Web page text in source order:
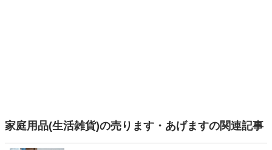
家庭用品(生活雑貨)の売ります・あげますの関連記事